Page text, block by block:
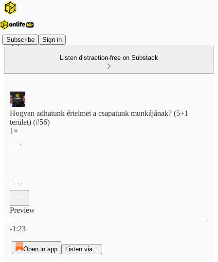
Subscribe Sign in
Listen distraction-free on Substack
Hogyan adhatunk értelmet a csapatunk munkájának? (5+1
terület) (#56)
1×
Preview
-1:23
Open in app Listen via...